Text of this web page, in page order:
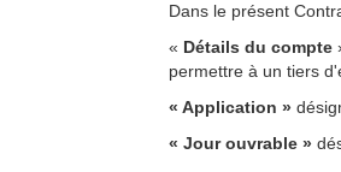
Dans le présent
« Détails du compte
permettre à un tiers
« Application »
« Jour ouvrable »